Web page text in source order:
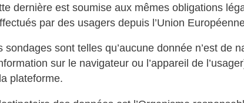
dernière est soumise aux mêmes obligations
par des usagers depuis l’Union
sont telles qu’aucune donnée n’est de
sur le navigateur ou l’appareil de
plateforme.